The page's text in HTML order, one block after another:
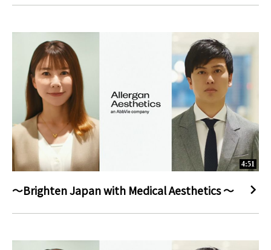
4:51
～Brighten Japan with Medical Aesthetics ～